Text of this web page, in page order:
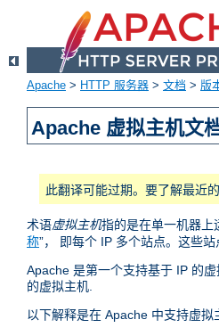
Apache > HTTP 服务器 > 文档 > 版
Apache 虚拟主机文
此翻译可能过期。要了解最近
术语虚拟主机指的是在单一机器上
称”， 即每个 IP 多个站点。这些
Apache 是第一个支持基于 IP 的
的虚拟主机.
以下解释是在 Apache 中支持虚拟